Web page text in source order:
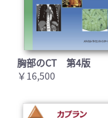
胸部のCT 第4版
￥16,500